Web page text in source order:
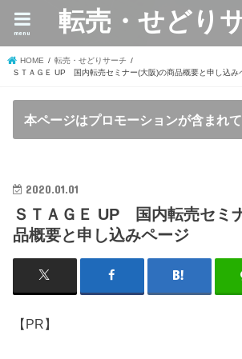
転売・せどり
menu
HOME
転売・せどりサーチ
ＳＴＡＧＥ UP 国内転売セミナー(大阪)の商品概要と申し込み
本ページはプロモーションが含まれ
2020.01.01
ＳＴＡＧＥ UP 国内転売セミ
品概要と申し込みページ
【PR】